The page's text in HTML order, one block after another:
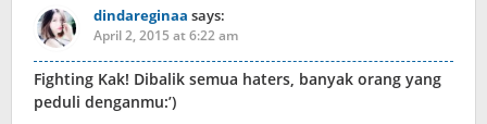
dindareginaa says:
April 2, 2015 at 6:22 am
Fighting Kak! Dibalik semua haters, banyak orang yang
peduli denganmu:’)